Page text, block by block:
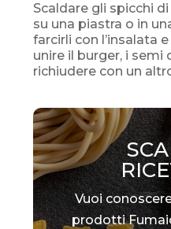
Scaldare gli spicchi
su una piastra o in
farcirli con l’insalata
unire il burger, i
richiudere con un
Vuoi
prodotti